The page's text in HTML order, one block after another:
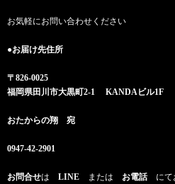
お気軽にお問い合わせください
●お届け先住所
〒826-0025
福岡県田川市大黒町2-1 KANDAビル1F
おたからの翔 宛
0947-42-2901
お問合せは LINE または お電話にて